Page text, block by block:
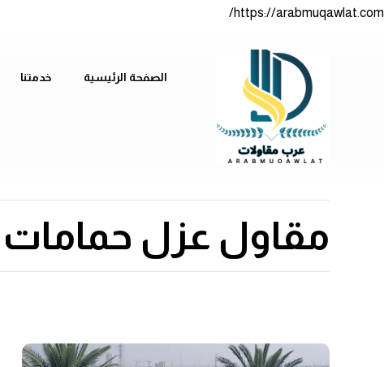
https://arabmuqawlat.com/
الصفحة الرئيسية خدمتنا
مقاول عزل حمامات